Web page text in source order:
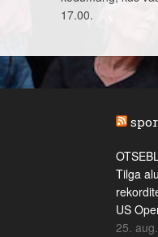
17.00.
Tilga
US
25.